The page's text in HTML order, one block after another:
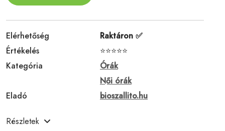
Elérhetőség
Raktáron ✅
Értékelés
⭐⭐⭐⭐⭐
Kategória
Órák
Női órák
Eladó
bioszallito.hu
Részletek